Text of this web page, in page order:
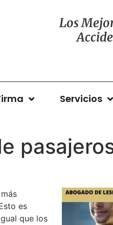
Los
Servicios
es
que los